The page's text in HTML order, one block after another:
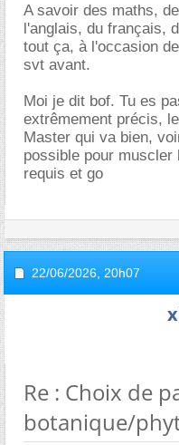
A savoir des maths,
l'anglais, du français,
tout ça, à l'occasion
svt avant.
Moi je dit bof. Tu es
extrêmement précis,
Master qui va bien,
possible pour
requis et go
22/06/2026, 20h07
Re : Choix de
botanique/